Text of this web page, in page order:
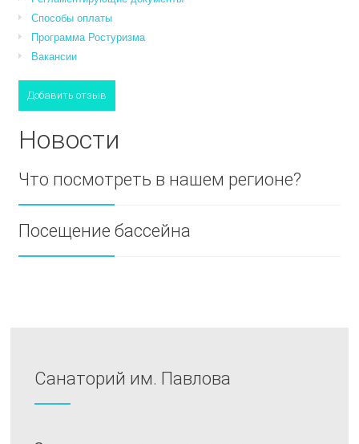
Способы оплаты
Программа Ростуризма
Вакансии
Добавить отзыв
Новости
Что посмотреть в нашем регионе?
Посещение бассейна
Санаторий им. Павлова